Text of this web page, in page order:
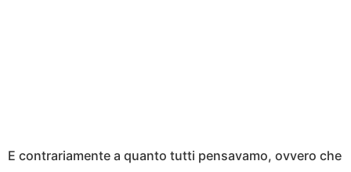
E contrariamente a quanto tutti pensavamo, ovvero che